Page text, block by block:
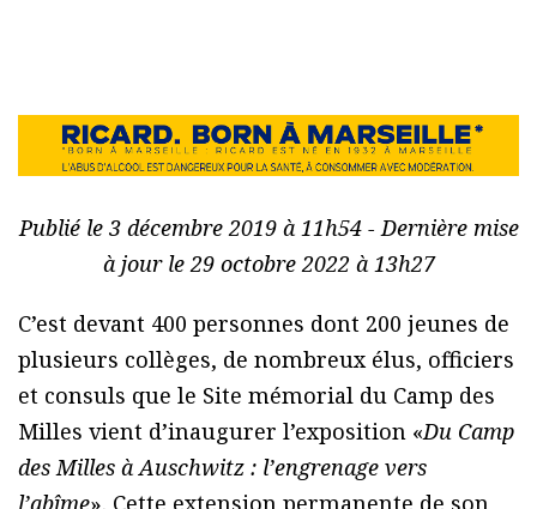
Publié le 3 décembre 2019 à 11h54 - Dernière mise
à jour le 29 octobre 2022 à 13h27
C’est devant 400 personnes dont 200 jeunes de
plusieurs collèges, de nombreux élus, officiers
et consuls que le Site mémorial du Camp des
Milles vient d’inaugurer l’exposition «Du Camp
des Milles à Auschwitz : l’engrenage vers